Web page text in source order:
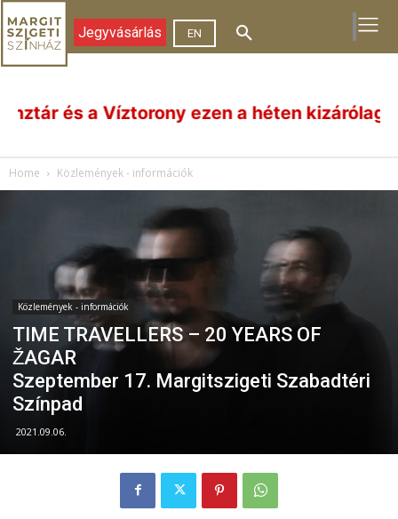
Jegyvásárlás EN
és a Víztorony ezen a héten kizárólag
Home Közlemények - információk
Közlemények - információk
TIME TRAVELLERS – 20 YEARS OF
ŽAGAR
Szeptember 17. Margitszigeti Szabadtéri
Színpad
2021.09.06.